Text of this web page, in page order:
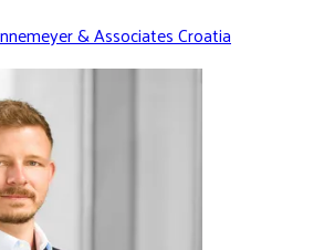
& Associates Croatia